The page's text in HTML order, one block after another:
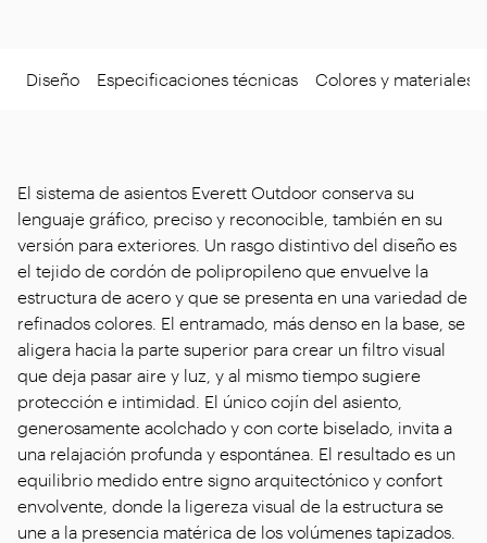
Diseño Especificaciones técnicas Colores y materiales
El sistema de asientos Everett Outdoor conserva su
lenguaje gráfico, preciso y reconocible, también en su
versión para exteriores. Un rasgo distintivo del diseño es
el tejido de cordón de polipropileno que envuelve la
estructura de acero y que se presenta en una variedad de
refinados colores. El entramado, más denso en la base, se
aligera hacia la parte superior para crear un filtro visual
que deja pasar aire y luz, y al mismo tiempo sugiere
protección e intimidad. El único cojín del asiento,
generosamente acolchado y con corte biselado, invita a
una relajación profunda y espontánea. El resultado es un
equilibrio medido entre signo arquitectónico y confort
envolvente, donde la ligereza visual de la estructura se
une a la presencia matérica de los volúmenes tapizados.